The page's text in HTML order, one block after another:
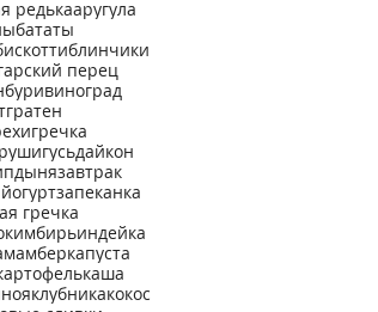
редькааругула
бататы
блинчики
перец
буривиноград
гратен
гречка
гусьдайкон
дынязавтрак
запеканка
гречка
имбирьиндейка
капуста
каша
клубникакокос